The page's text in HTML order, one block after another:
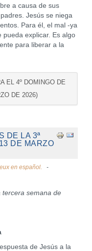
a causa de sus
Jesús se niega
Para él, el mal -ya
explicar. Es algo
para liberar a la
EL 4º DOMINGO DE
DE 2026)
DE LA 3ª
DE MARZO
en español.
tercera semana de
de Jesús a la